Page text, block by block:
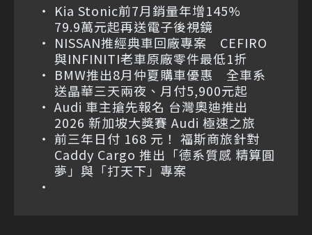
Kia Stonic前7月銷量年增145%
79.9萬元起再送電子後視鏡
NISSAN推經典車回廠專案 CEFIRO
與INFINITI老車原廠零件最低1折
BMW推出8月仲夏購車優惠 全車系
送晶華三天兩夜、月付5,900元起
Audi 車主搶先報名 台灣奧迪推出
2026 新加坡大獎賽 Audi 極速之旅
前三年日付 168 元！ 福斯商旅針對
Caddy Cargo 推出「德系質感 精算圓
夢」與「打天下」專案